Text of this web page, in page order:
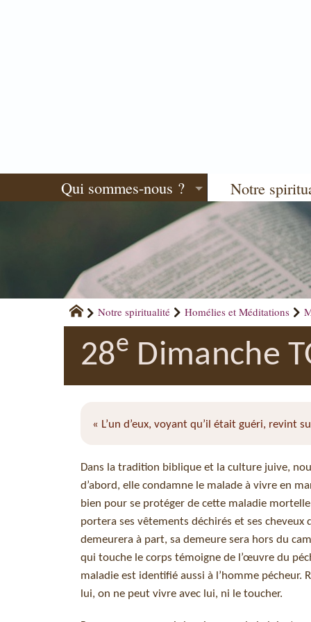
Qui sommes-nous ? Notre
Notre spiritualité Homélies et Méditations
28e Dimanche
« L’un d’eux, voyant qu’il était guéri, revint
Dans la tradition biblique et la culture juive,
d’abord, elle condamne le malade à vivre en
bien pour se protéger de cette maladie
portera ses vêtements déchirés et ses
demeurera à part, sa demeure sera hors du
qui touche le corps témoigne de l’œuvre du
maladie est identifié aussi à l’homme pécheur.
lui, on ne peut vivre avec lui, ni le toucher.